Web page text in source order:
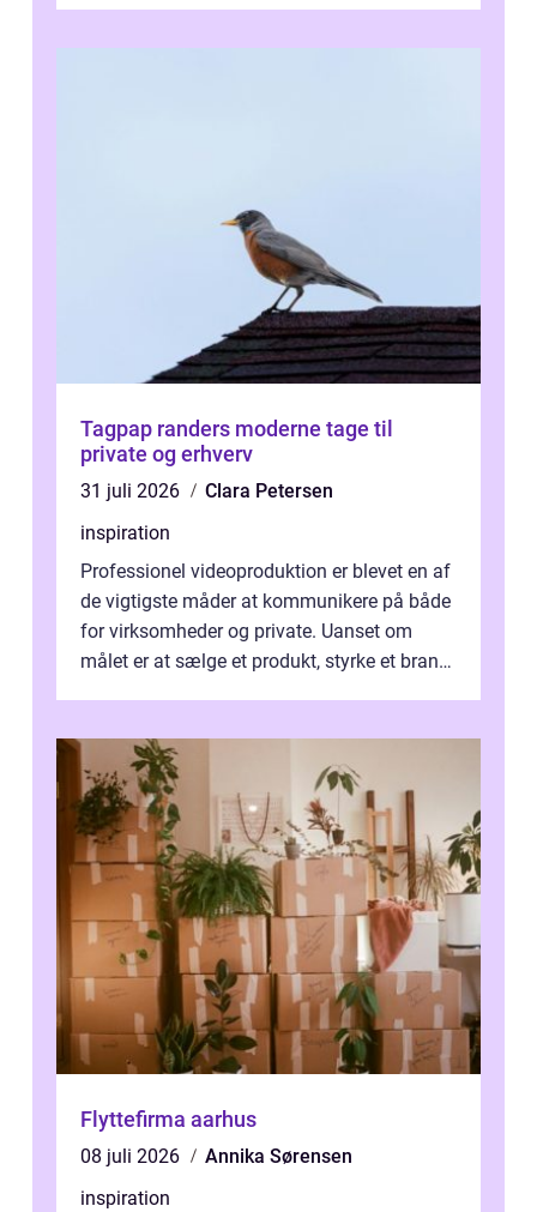
Tagpap randers moderne tage til
private og erhverv
31 juli 2026
Clara Petersen
inspiration
Professionel videoproduktion er blevet en af
de vigtigste måder at kommunikere på både
for virksomheder og private. Uanset om
målet er at sælge et produkt, styrke et brand,
Flyttefirma aarhus
08 juli 2026
Annika Sørensen
inspiration